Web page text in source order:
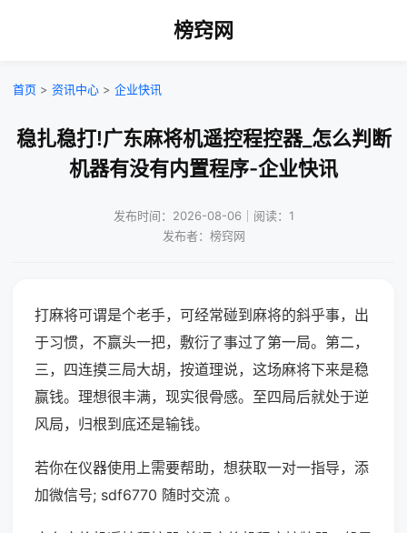
榜窍网
首页 > 资讯中心 > 企业快讯
稳扎稳打!广东麻将机遥控程控器_怎么判断
机器有没有内置程序-企业快讯
发布时间：2026-08-06｜阅读：1
发布者：榜窍网
打麻将可谓是个老手，可经常碰到麻将的斜乎事，出
于习惯，不赢头一把，敷衍了事过了第一局。第二，
三，四连摸三局大胡，按道理说，这场麻将下来是稳
赢钱。理想很丰满，现实很骨感。至四局后就处于逆
风局，归根到底还是输钱。
若你在仪器使用上需要帮助，想获取一对一指导，添
加微信号; sdf6770 随时交流 。